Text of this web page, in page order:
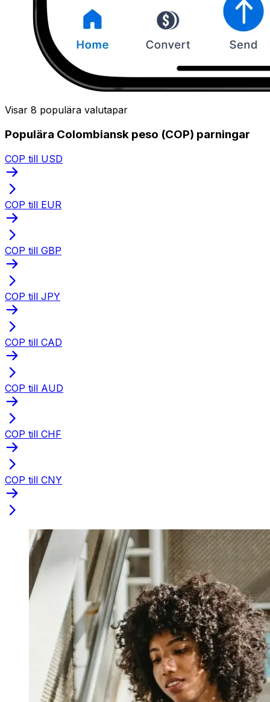
Visar 8 populära valutapar
Populära Colombiansk peso (COP) parningar
COP till USD
COP till EUR
COP till GBP
COP till JPY
COP till CAD
COP till AUD
COP till CHF
COP till CNY